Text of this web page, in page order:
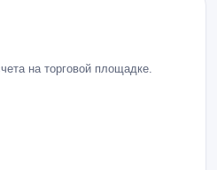
на торговой площадке.